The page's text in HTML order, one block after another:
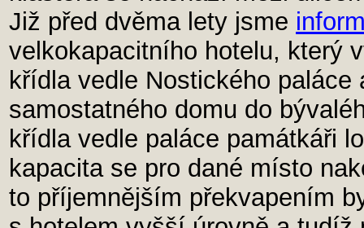
Již před dvěma lety jsme
velkokapacitního hotelu, který
křídla vedle Nostického paláce
samostatného domu do
křídla vedle paláce památkáři
kapacita se pro dané místo
to příjemnějším překvapením